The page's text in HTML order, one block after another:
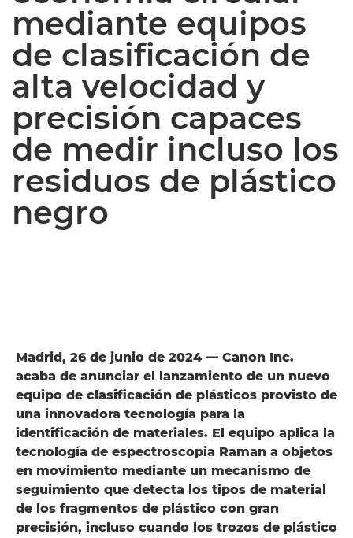
mediante equipos
de clasificación de
alta velocidad y
precisión capaces
de medir incluso los
residuos de plástico
negro
Madrid, 26 de junio de 2024 — Canon Inc.
acaba de anunciar el lanzamiento de un nuevo
equipo de clasificación de plásticos provisto de
una innovadora tecnología para la
identificación de materiales. El equipo aplica la
tecnología de espectroscopia Raman a objetos
en movimiento mediante un mecanismo de
seguimiento que detecta los tipos de material
de los fragmentos de plástico con gran
precisión, incluso cuando los trozos de plástico